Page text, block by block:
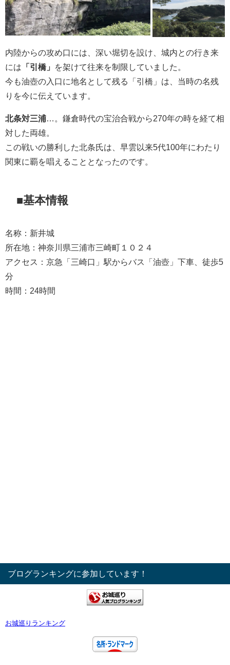
内陸からの攻め口には、深い堀切を設け、城内との行き来
には 「引橋」
を架けて往来を制限していました。
今も油壺の入口に地名として残る「引橋」は、当時の名残
りを今に伝えています。
北条対三浦 …。鎌倉時代の宝治合戦から270年の時を経て相
対した両雄。
この戦いの勝利した北条氏は、早雲以来5代100年にわたり
関東に覇を唱えることとなったのです。
■基本情報
名称：新井城
所在地：神奈川県三浦市三崎町１０２４
アクセス：京急「三崎口」駅からバス「油壺」下車、徒歩5
分
時間：24時間
ブログランキングに参加しています！
お城巡りランキング